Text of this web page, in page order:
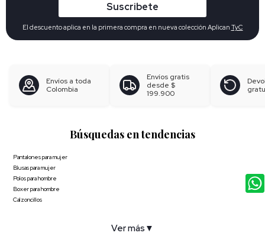
Suscribete
El descuento aplica en la primera compra en nueva colección Aplican TyC
Envíos a toda
Colombia
Envíos gratis
desde $
199.900
Búsquedas en tendencias
Pantalones para mujer
Blusas para mujer
Polos para hombre
Boxer para hombre
Calzoncillos
Ver más ▼